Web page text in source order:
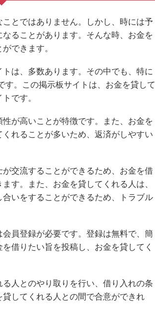
とではありません。しかし、時には予
ることがあります。そんな時、お金を
できます。
は、多数あります。その中でも、特に
。この掲示板サイトは、お金を貸して
です。
が高いことが特徴です。また、お金を
れることが多いため、返済がしやすい
交流することができるため、お金を借
す。また、お金を貸してくれる人は、
いをすることができるため、トラブル
員登録が必要です。登録は無料で、簡
借りたい旨を投稿し、お金を貸してく
人とのやり取りを行い、借り入れの条
してくれる人との間で合意ができれ